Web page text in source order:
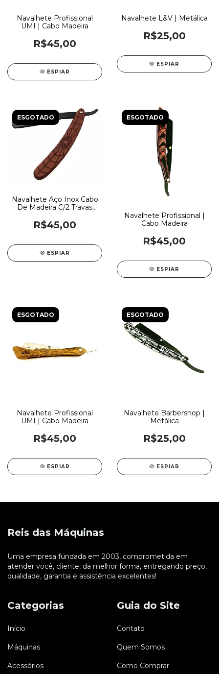
Navalhete Profissional
UMI | Cabo Madeira
R$45,00
ESPIAR
Navalhete L&V | Metálica
R$25,00
ESPIAR
ESGOTADO
Navalhete Aço Inox Cabo
De Madeira C/2 Travas
R$45,00
ESPIAR
ESGOTADO
Navalhete Profissional |
Cabo Madeira
R$45,00
ESPIAR
ESGOTADO
Navalhete Profissional
UMI | Cabo Madeira
R$45,00
ESPIAR
ESGOTADO
Navalhete Barbershop |
Metálica
R$25,00
ESPIAR
Reis das Máquinas
Uma empresa fundada em 2003, comprometida em
atender você, cliente, da melhor forma, entregando preço,
qualidade, garantia e assistência excelentes!
Categorias
Início
Máquinas
Acessórios
Guia do Site
Contato
Quem Somos
Como Comprar